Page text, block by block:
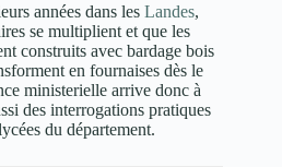
années dans les Landes,
se multiplient et que les
construits avec bardage bois
en fournaises dès le
ministerielle arrive donc à
des interrogations pratiques
du département.